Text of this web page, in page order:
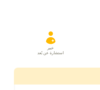
خبير
استشارة عن بُعد